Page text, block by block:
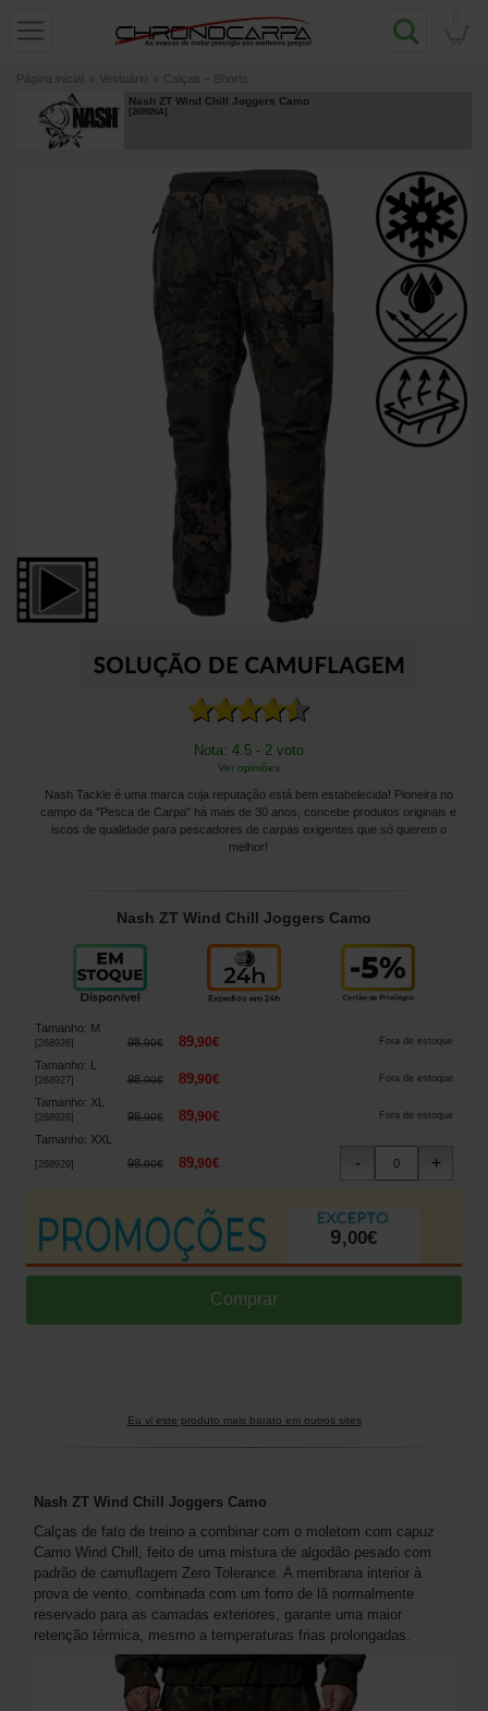
Página inicial » Vestuário » Calças – Shorts
Nash ZT Wind Chill Joggers Camo
[268926A]
Nota: 4.5 - 2 voto
Ver opiniões
Nash Tackle é uma marca cuja reputação está bem estabelecida! Pioneira no
campo da "Pesca de Carpa" há mais de 30 anos, concebe produtos originais e
iscos de qualidade para pescadores de carpas exigentes que só querem o
melhor!
Nash ZT Wind Chill Joggers Camo
Tamanho: M
268926] 98,90€ 89,90€ Fora de estoque
Tamanho:
268927] 98,90€ 89,90€ Fora de estoque
Tamanho: XL
268928 ] 98,90€ 89,90€ Fora de estoque
Tamanho: XXL
268929] 98,90€ 89,90€
9,00€
Eu vi este produto mais barato em outros sites
Nash ZT Wind Chill Joggers Camo
Calças de fato de treino a combinar com o moletom com capuz
Camo Wind Chill, feito de uma mistura de algodão pesado com
padrão de camuflagem Zero Tolerance. A membrana interior à
prova de vento, combinada com um forro de lã normalmente
reservado para as camadas exteriores, garante uma maior
retenção térmica, mesmo a temperaturas frias prolongadas.